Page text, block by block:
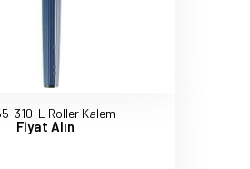
310-L Roller Kalem
Fiyat Alın